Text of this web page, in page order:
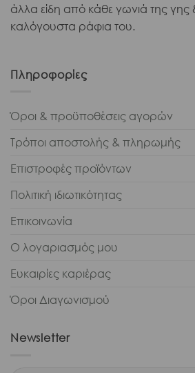
άλλα είδη από κάθε γωνιά της γης
καλόγουστα ράφια του.
Πληροφορίες
Όροι & προϋποθέσεις αγορών
Τρόποι αποστολής & πληρωμής
Επιστροφές προϊόντων
Πολιτική ιδιωτικότητας
Επικοινωνία
Ο λογαριασμός μου
Ευκαιρίες καριέρας
Όροι Διαγωνισμού
Newsletter